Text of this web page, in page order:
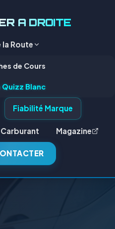
A DROITE
Route
de Cours
Quizz Blanc
Fiabilité Marque
Carburant Magazine